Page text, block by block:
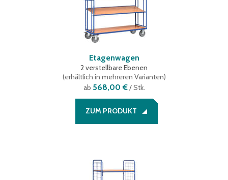
Etagenwagen
2 verstellbare Ebenen
(erhältlich in mehreren Varianten)
ab 568,00 €/ Stk.
ZUM PRODUKT